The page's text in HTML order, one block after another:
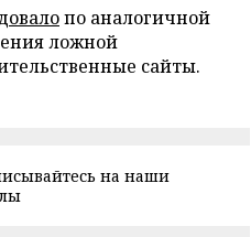
по аналогичной
ложной
сайты.
на наши